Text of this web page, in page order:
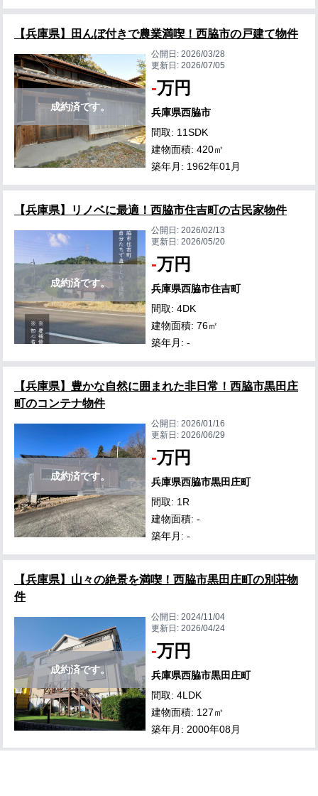
【兵庫県】田んぼ付きで農業満喫！西脇市の戸建て物件
成約済です。
公開日:2026/03/28
更新日:2026/07/05
-万円
兵庫県西脇市
間取: 11SDK
建物面積: 420㎡
築年月: 1962年01月
【兵庫県】リノベに最適！西脇市住吉町の古民家物件
成約済です。
公開日:2026/02/13
更新日:2026/05/20
-万円
兵庫県西脇市住吉町
間取: 4DK
建物面積: 76㎡
築年月: -
【兵庫県】豊かな自然に囲まれた非日常！西脇市黒田庄
町のコンテナ物件
成約済です。
公開日:2026/01/16
更新日:2026/06/29
-万円
兵庫県西脇市黒田庄町
間取: 1R
建物面積: -
築年月: -
【兵庫県】山々の絶景を満喫！西脇市黒田庄町の別荘物
件
成約済です。
公開日:2024/11/04
更新日:2026/04/24
-万円
兵庫県西脇市黒田庄町
間取: 4LDK
建物面積: 127㎡
築年月: 2000年08月